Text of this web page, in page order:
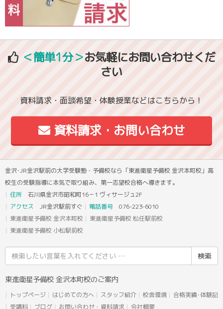
＜簡単1分＞お気軽にお問い合わせくだ
さい
資料請求・面談希望・体験授業などはこちらから！
資料請求・お問い合わせ
金沢･JR金沢駅前の大学受験塾・予備校なら「東進衛星予備校 金沢本町校」高
校生の受験指導に本気で取り組み、第一志望校合格へ導きます。
住所 石川県金沢市昭和町16－1 ヴィサージュ2F
アクセス JR金沢駅前すぐ 電話番号 076-223-6010
東進衛星予備校 金沢本町校
東進衛星予備校 松任駅前校
東進衛星予備校 小松駅前校
索
結
東進衛星予備校 金沢本町校のご案内
トップページ はじめての方へ スタッフ紹介 校舎環境
合格実績･体験記
受講料
ブログ お問い合わせ・資料請求 会社概要